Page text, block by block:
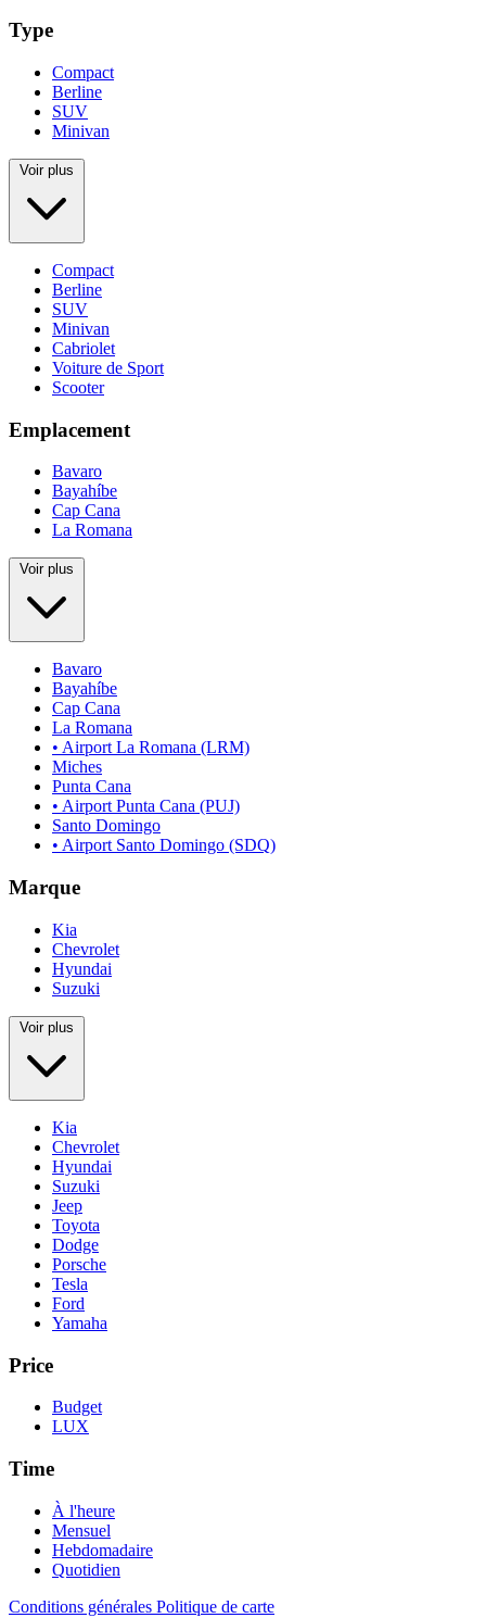
Type
Compact
Berline
SUV
Minivan
Voir plus
Compact
Berline
SUV
Minivan
Cabriolet
Voiture de Sport
Scooter
Emplacement
Bavaro
Bayahíbe
Cap Cana
La Romana
Voir plus
Bavaro
Bayahíbe
Cap Cana
La Romana
• Airport La Romana (LRM)
Miches
Punta Cana
• Airport Punta Cana (PUJ)
Santo Domingo
• Airport Santo Domingo (SDQ)
Marque
Kia
Chevrolet
Hyundai
Suzuki
Voir plus
Kia
Chevrolet
Hyundai
Suzuki
Jeep
Toyota
Dodge
Porsche
Tesla
Ford
Yamaha
Price
Budget
LUX
Time
À l'heure
Mensuel
Hebdomadaire
Quotidien
Conditions générales Politique de carte